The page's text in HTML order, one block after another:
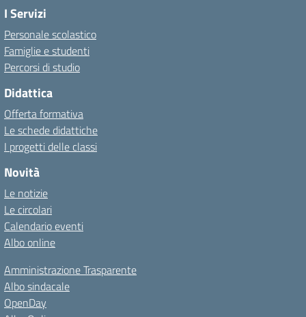
I Servizi
Personale scolastico
Famiglie e studenti
Percorsi di studio
Didattica
Offerta formativa
Le schede didattiche
I progetti delle classi
Novità
Le notizie
Le circolari
Calendario eventi
Albo online
Amministrazione Trasparente
Albo sindacale
OpenDay